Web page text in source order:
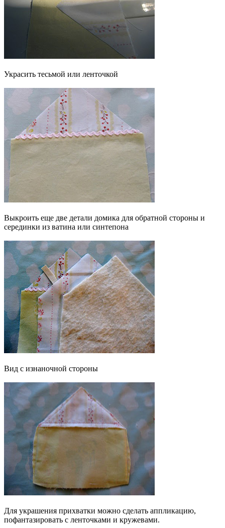
Украсить тесьмой или ленточкой
Выкроить еще две детали домика для обратной стороны и
серединки из ватина или синтепона
Вид с изнаночной стороны
Для украшения прихватки можно сделать аппликацию,
пофантазировать с ленточками и кружевами.